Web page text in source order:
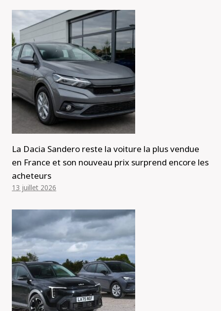
La Dacia Sandero reste la voiture la plus vendue
en France et son nouveau prix surprend encore les
acheteurs
13 juillet 2026